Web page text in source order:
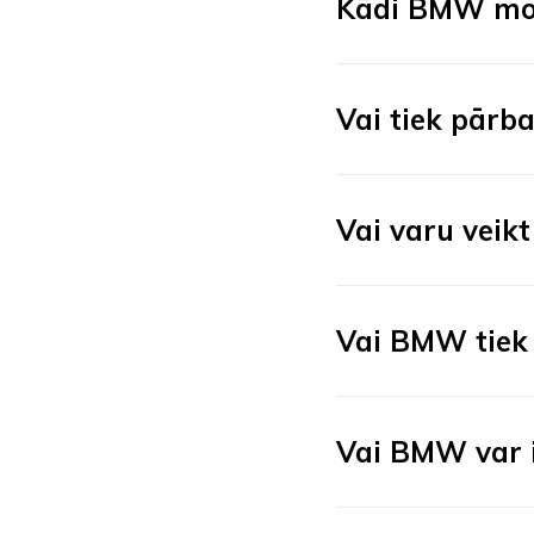
Kādi BMW
Vai tiek
Vai varu
Vai BMW
Vai BMW var